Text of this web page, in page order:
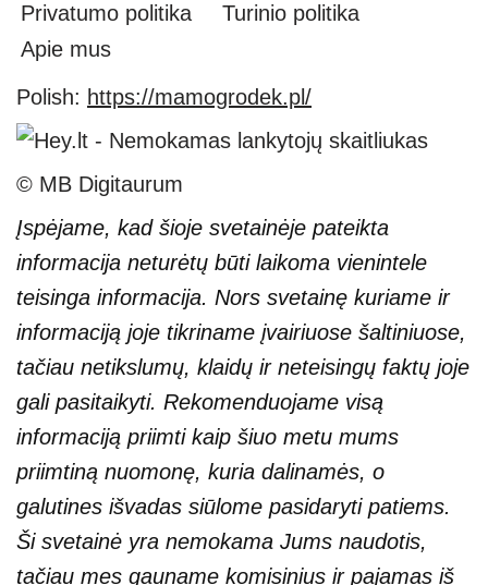
Privatumo politika
Turinio politika
Apie mus
Polish: https://mamogrodek.pl/
© MB Digitaurum
Įspėjame, kad šioje svetainėje pateikta
informacija neturėtų būti laikoma vienintele
teisinga informacija. Nors svetainę kuriame ir
informaciją joje tikriname įvairiuose šaltiniuose,
tačiau netikslumų, klaidų ir neteisingų faktų joje
gali pasitaikyti. Rekomenduojame visą
informaciją priimti kaip šiuo metu mums
priimtiną nuomonę, kuria dalinamės, o
galutines išvadas siūlome pasidaryti patiems.
Ši svetainė yra nemokama Jums naudotis,
tačiau mes gauname komisinius ir pajamas iš